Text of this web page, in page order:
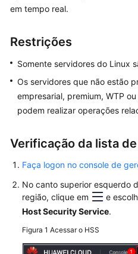
usuário
do
HSS
Painel
Gerenciamento
ativos
Gerenciamento
de
ativos
digitais
do
em tempo real.
Restrições
Somente servidores do Linux
Os servidores que não estão
empresarial, premium, WTP
podem realizar operações
Verificação da lista
Faça logon no console de
No canto superior esquerdo
região, clique em
e
Host Security Service.
Figura 1 Acessar o HSS